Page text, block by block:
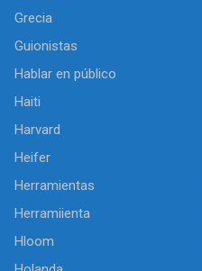
Grecia
Guionistas
Hablar en público
Haiti
Harvard
Heifer
Herramientas
Herramiienta
Hloom